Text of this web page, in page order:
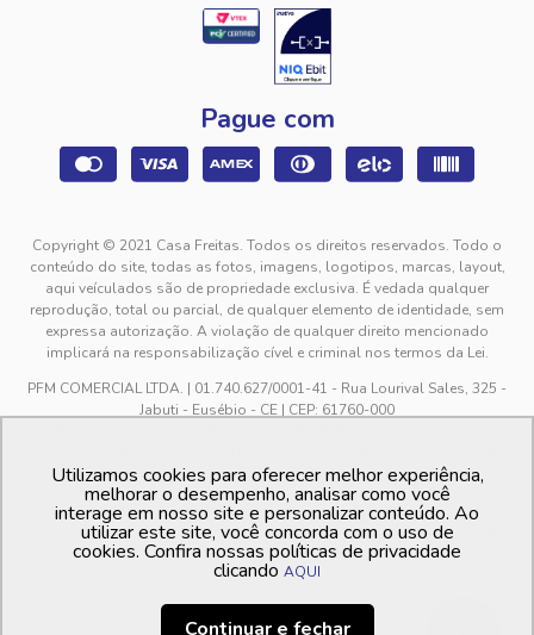
Pague com
Copyright © 2021 Casa Freitas. Todos os direitos reservados. Todo o
conteúdo do site, todas as fotos, imagens, logotipos, marcas, layout,
aqui veículados são de propriedade exclusiva. É vedada qualquer
reprodução, total ou parcial, de qualquer elemento de identidade, sem
expressa autorização. A violação de qualquer direito mencionado
implicará na responsabilização cível e criminal nos termos da Lei.
PFM COMERCIAL LTDA. | 01.740.627/0001-41 - Rua Lourival Sales, 325 -
Jabuti - Eusébio - CE | CEP: 61760-000
feriados.
Os preços dos produtos estão sujeitos a alteração sem aviso prévio. O
preço valido é sempre o apresentado no momento da finalização da
compra, no carrinho de compras.
Utilizamos cookies para oferecer melhor experiência,
melhorar o desempenho, analisar como você
interage em nosso site e personalizar conteúdo. Ao
utilizar este site, você concorda com o uso de
cookies. Confira nossas políticas de privacidade
clicando AQUI
Continuar e fechar